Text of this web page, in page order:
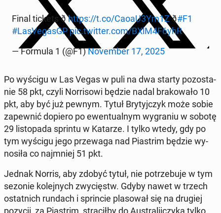
Final tickets ðhttps://t.co/CaoaU3Ym1Zð️#F1
#La­sVe­gasGPpic.twitter.com/BXlM4F6yhR
— Formula 1 (@F1)No­vem­ber 17, 2025
Po wyścigu w Las Vegas w puli na dwa starty po­zo­sta­
nie 58 pkt, czyli Nor­ri­so­wi będzie nadal bra­ko­wa­ło 10
pkt, aby być już pewnym. Tytuł Bry­tyj­czyk może sobie
za­pew­nić dopiero po ewen­tu­al­nym wy­gra­niu w sobotę
29 li­sto­pa­da sprintu w Katarze. I tylko wtedy, gdy po
tym wyścigu jego prze­wa­ga nad Pia­strim będzie wy­
no­si­ła co naj­mniej 51 pkt.
Jednak Norris, aby zdobyć tytuł, nie po­trze­bu­je w tym
sezonie ko­lej­nych zwy­cięstw. Gdyby nawet w trzech
ostat­nich rundach i sprin­cie pla­so­wał się na drugiej